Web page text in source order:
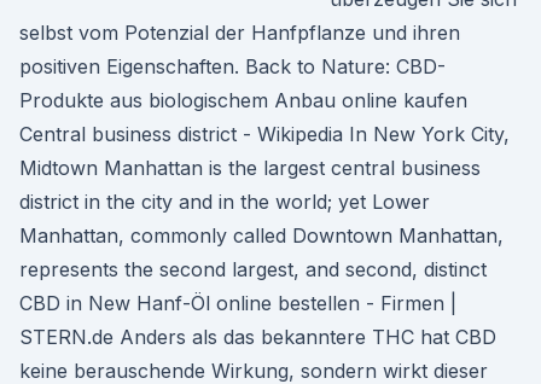
selbst vom Potenzial der Hanfpflanze und ihren
positiven Eigenschaften. Back to Nature: CBD-
Produkte aus biologischem Anbau online kaufen
Central business district - Wikipedia In New York City,
Midtown Manhattan is the largest central business
district in the city and in the world; yet Lower
Manhattan, commonly called Downtown Manhattan,
represents the second largest, and second, distinct
CBD in New Hanf-Öl online bestellen - Firmen |
STERN.de Anders als das bekanntere THC hat CBD
keine berauschende Wirkung, sondern wirkt dieser